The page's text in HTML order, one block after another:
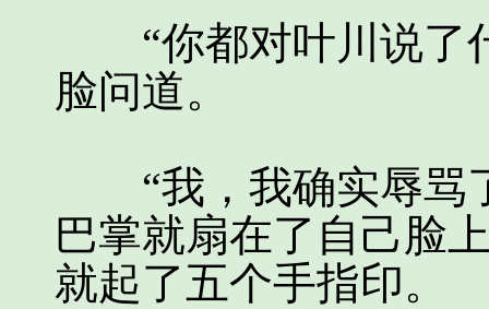
“你都对叶川说了
脸问道。
“我，我确实辱骂
巴掌就扇在了自己脸
就起了五个手指印。